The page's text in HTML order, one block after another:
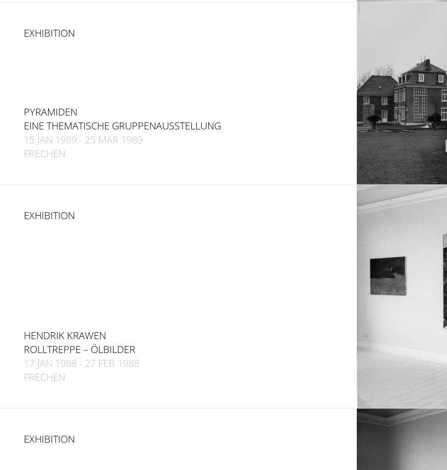
EXHIBITION
PYRAMIDEN
EINE THEMATISCHE GRUPPENAUSSTELLUNG
15 JAN 1989 - 25 MAR 1989
FRECHEN
EXHIBITION
HENDRIK KRAWEN
ROLLTREPPE – ÖLBILDER
17 JAN 1988 - 27 FEB 1988
FRECHEN
EXHIBITION